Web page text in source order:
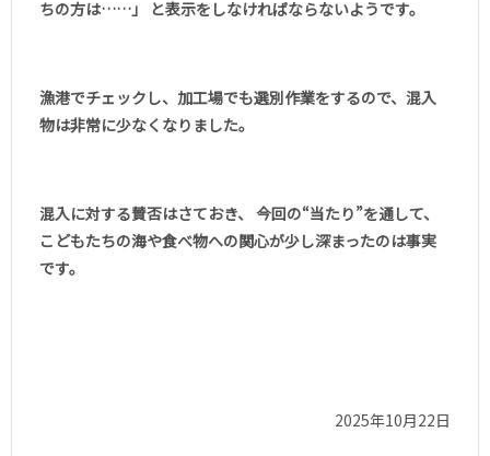
ちの方は……」 と表示をしなければならないようです。
漁港でチェックし、加工場でも選別作業をするので、混入
物は非常に少なくなりました。
混入に対する賛否はさておき、 今回の“当たり”を通して、
こどもたちの海や食べ物への関心が少し深まったのは事実
です。
2025年10月22日